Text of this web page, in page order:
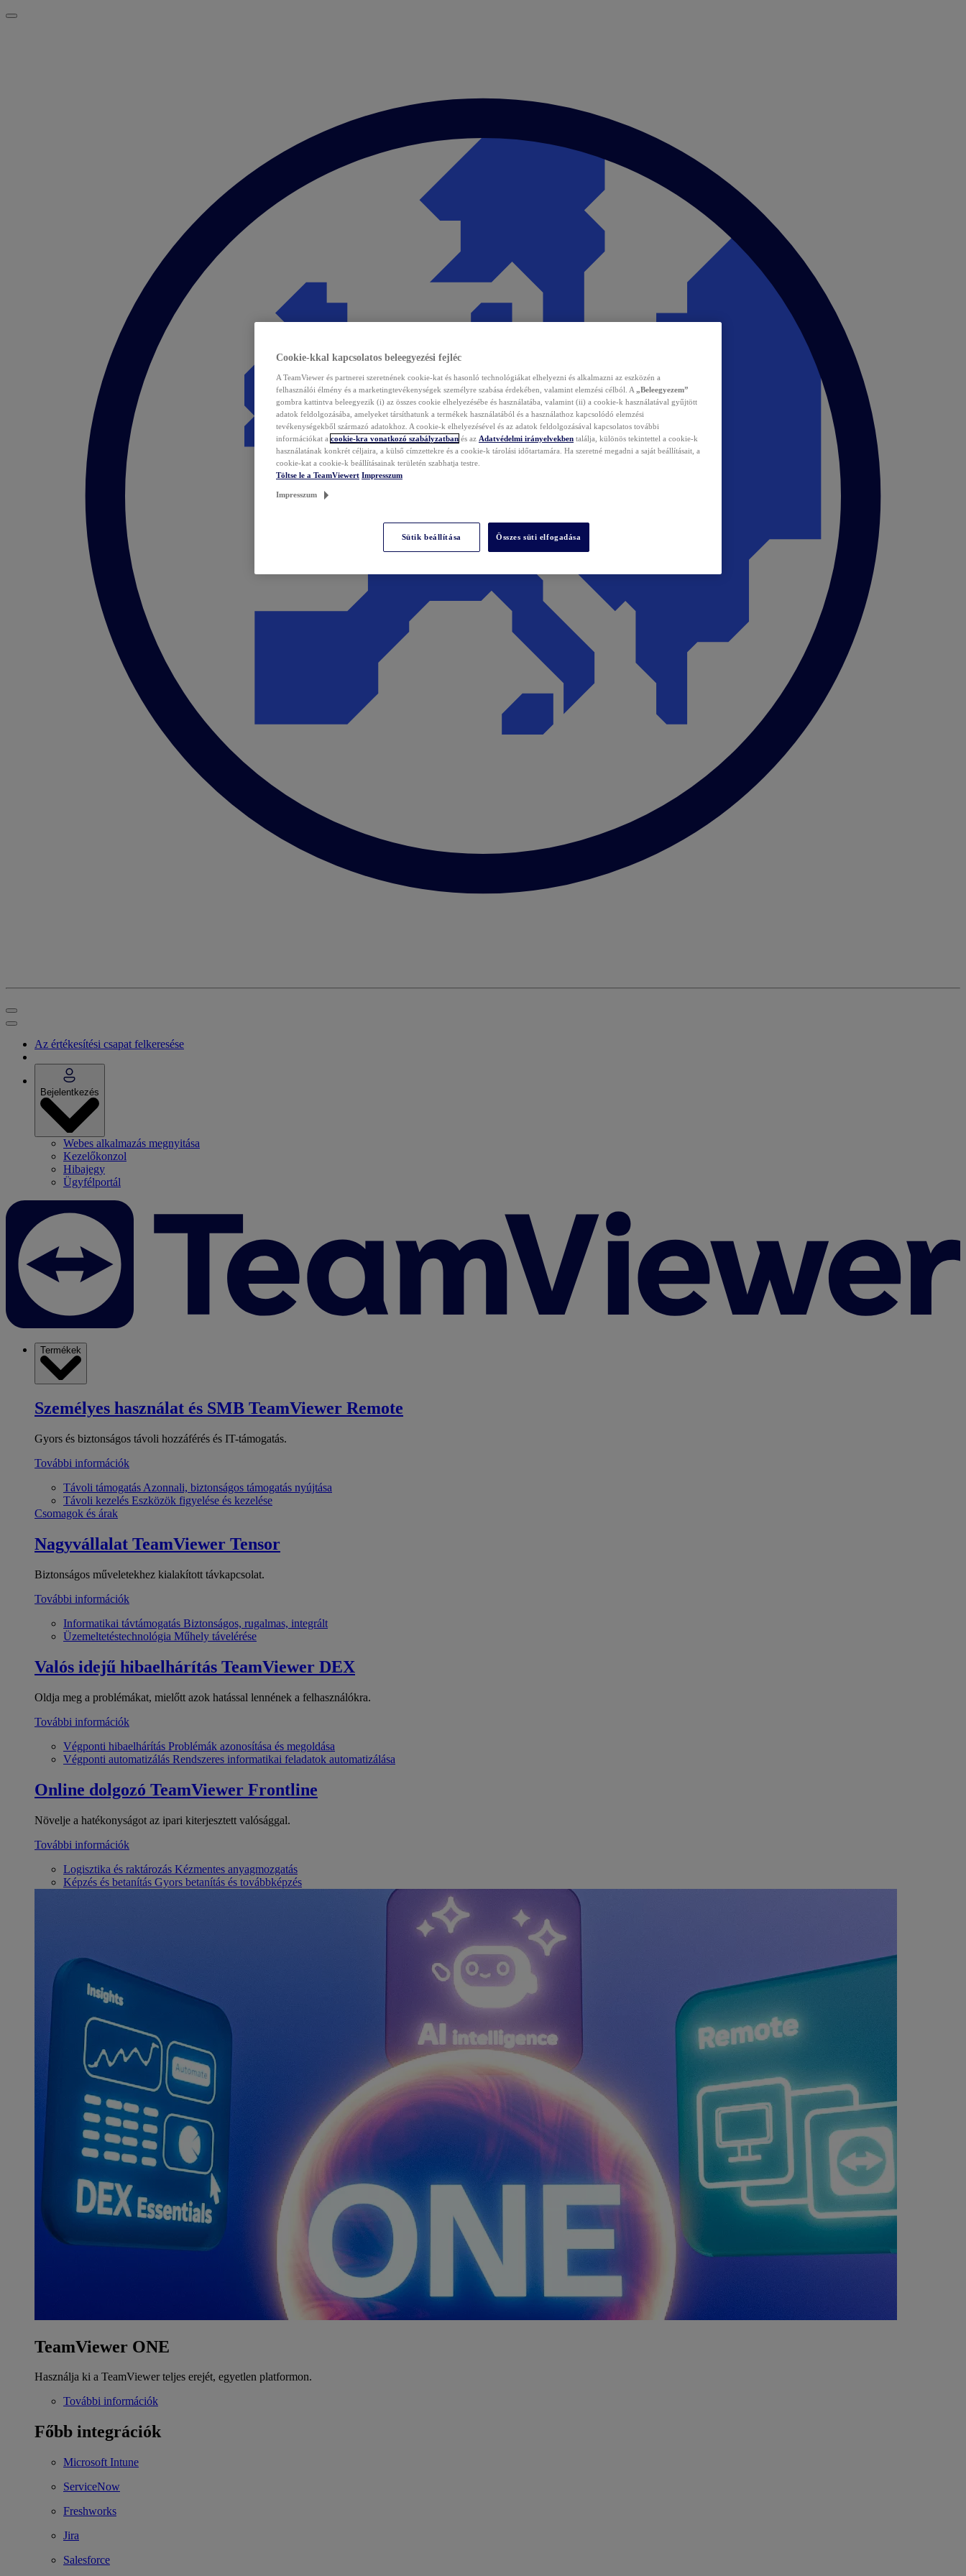
Az értékesítési csapat felkeresése
Bejelentkezés
Webes alkalmazás megnyitása
Kezelőkonzol
Hibajegy
Ügyfélportál
Termékek
Személyes használat és SMB TeamViewer Remote
Gyors és biztonságos távoli hozzáférés és IT-támogatás.
További információk
Távoli támogatás Azonnali, biztonságos támogatás nyújtása
Távoli kezelés Eszközök figyelése és kezelése
Csomagok és árak
Nagyvállalat TeamViewer Tensor
Biztonságos műveletekhez kialakított távkapcsolat.
További információk
Informatikai távtámogatás Biztonságos, rugalmas, integrált
Üzemeltetéstechnológia Műhely távelérése
Valós idejű hibaelhárítás TeamViewer DEX
Oldja meg a problémákat, mielőtt azok hatással lennének a felhasználókra.
További információk
Végponti hibaelhárítás Problémák azonosítása és megoldása
Végponti automatizálás Rendszeres informatikai feladatok automatizálása
Online dolgozó TeamViewer Frontline
Növelje a hatékonyságot az ipari kiterjesztett valósággal.
További információk
Logisztika és raktározás Kézmentes anyagmozgatás
Képzés és betanítás Gyors betanítás és továbbképzés
TeamViewer ONE
Használja ki a TeamViewer teljes erejét, egyetlen platformon.
További információk
Főbb integrációk
Microsoft Intune
ServiceNow
Freshworks
Jira
Salesforce
Cookie-kkal kapcsolatos beleegyezési fejléc
A TeamViewer és partnerei szeretnének cookie-kat és hasonló technológiákat elhelyezni és alkalmazni az eszközén a
felhasználói élmény és a marketingtevékenységek személyre szabása érdekében, valamint elemzési célból. A „Beleegyezem”
gombra kattintva beleegyezik (i) az összes cookie elhelyezésébe és használatába, valamint (ii) a cookie-k használatával gyűjtött
adatok feldolgozásába, amelyeket társíthatunk a termékek használatából és a használathoz kapcsolódó elemzési
tevékenységekből származó adatokhoz. A cookie-k elhelyezésével és az adatok feldolgozásával kapcsolatos további
információkat a cookie-kra vonatkozó szabályzatban és az Adatvédelmi irányelvekben találja, különös tekintettel a cookie-k
használatának konkrét céljaira, a külső címzettekre és a cookie-k tárolási időtartamára. Ha szeretné megadni a saját beállításait, a
cookie-kat a cookie-k beállításainak területén szabhatja testre.
Töltse le a TeamViewert Impresszum
Impresszum
Sütik beállítása Összes süti elfogadása